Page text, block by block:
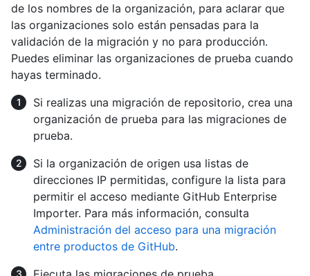
de los nombres de la organización, para aclarar que
las organizaciones solo están pensadas para la
validación de la migración y no para producción.
Puedes eliminar las organizaciones de prueba cuando
hayas terminado.
Si realizas una migración de repositorio, crea una
organización de prueba para las migraciones de
prueba.
Si la organización de origen usa listas de
direcciones IP permitidas, configure la lista para
permitir el acceso mediante GitHub Enterprise
Importer. Para más información, consulta
Administración del acceso para una migración
entre productos de GitHub.